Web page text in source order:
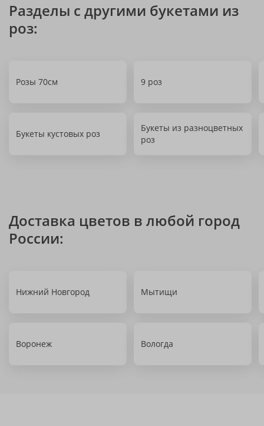
Разделы с другими букетами из
роз:
Розы 70см 9 роз
Букеты кустовых роз
Букеты из разноцветных
роз
Доставка цветов в любой город
России:
Нижний Новгород Мытищи
Воронеж Вологда